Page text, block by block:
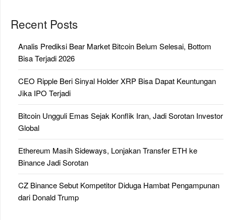
Recent Posts
Analis Prediksi Bear Market Bitcoin Belum Selesai, Bottom
Bisa Terjadi 2026
CEO Ripple Beri Sinyal Holder XRP Bisa Dapat Keuntungan
Jika IPO Terjadi
Bitcoin Ungguli Emas Sejak Konflik Iran, Jadi Sorotan Investor
Global
Ethereum Masih Sideways, Lonjakan Transfer ETH ke
Binance Jadi Sorotan
CZ Binance Sebut Kompetitor Diduga Hambat Pengampunan
dari Donald Trump